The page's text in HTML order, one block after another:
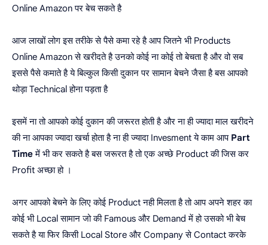
Online Amazon पर बेच सकते है
आज लाखों लोग इस तरीके से पैसे कमा रहे है आप जितने भी Products
Online Amazon से खरीदते है उनको कोई ना कोई तो बेचता है और वो सब
इससे पैसे कमाते है ये बिल्कुल किसी दुकान पर सामान बेचने जैसा है बस आपको
थोड़ा Technical होना पड़ता है
इसमें ना तो आपको कोई दुकान की जरूरत होती है और ना ही ज्यादा माल खरीदने
की ना आपका ज्यादा खर्चा होता है ना ही ज्यादा Invesment ये काम आप Part
Timeमें भी कर सकते है बस जरूरत है तो एक अच्छे Product की जिस कर
Profit अच्छा हो ।
अगर आपको बेचने के लिए कोई Product नही मिलता है तो आप अपने शहर का
कोई भी Local सामान जो की Famous और Demand में हो उसको भी बेच
सकते है या फिर किसी Local Store और Company से Contact करके